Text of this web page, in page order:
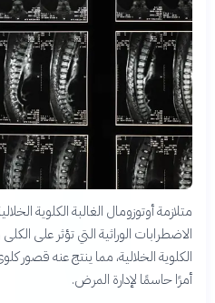
الاضطرابات الوراثية التي تؤثر على
الكلوية الخلالية، مما ينتج عنه
أمرًا حاسمًا لإدارة المرض.